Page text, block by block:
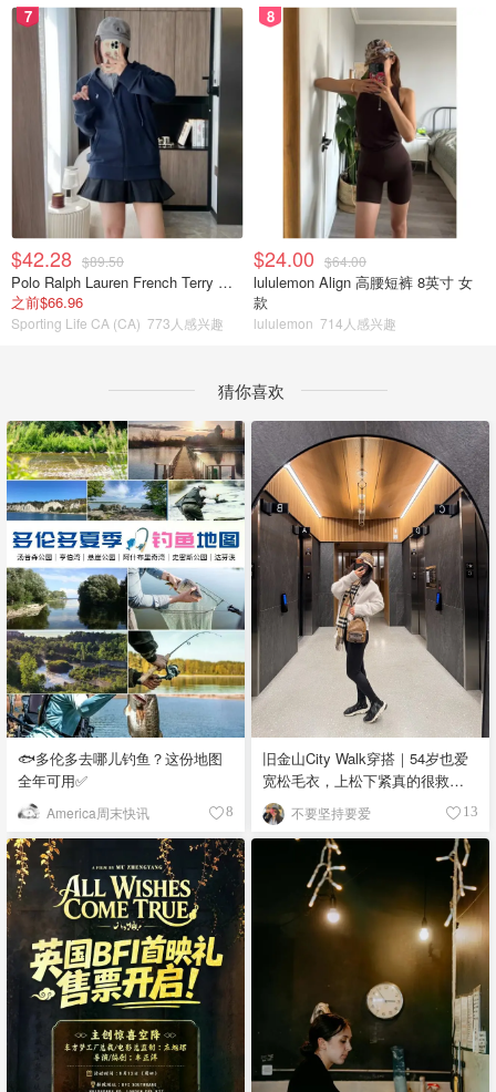
7
$42.28 $89.50
Polo Ralph Lauren French Terry 女童连帽卫衣 7-16码
之前$66.96
Sporting Life CA (CA) 773人感兴趣
8
$24.00 $64.00
lululemon Align 高腰短裤 8英寸 女
款
lululemon 714人感兴趣
猜你喜欢
🐟多伦多去哪儿钓鱼？这份地图
全年可用✅
America周末快讯 8
旧金山City Walk穿搭｜54岁也爱
宽松毛衣，上松下紧真的很救比
例
不要坚持要爱 13